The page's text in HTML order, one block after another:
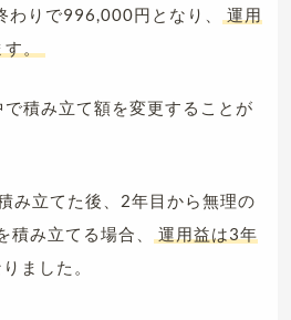
わりで996,000円となり、
運用
。
積み立て額を変更することが
み立てた後、2年目から無理の
み立てる場合、
運用益は3年
ました。